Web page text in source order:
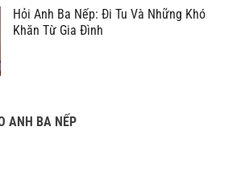
Hỏi Anh Ba Nếp: Đi Tu Và Những Khó
Khăn Từ Gia Đình
ANH BA NẾP